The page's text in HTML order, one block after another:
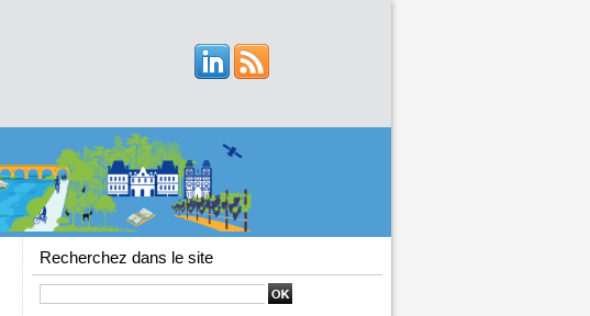
Recherchez dans le site